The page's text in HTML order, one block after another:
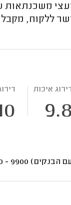
משכנתאות
ללקוח, מקבל
איכות
9.8
הבנקים) 9900 - 8000